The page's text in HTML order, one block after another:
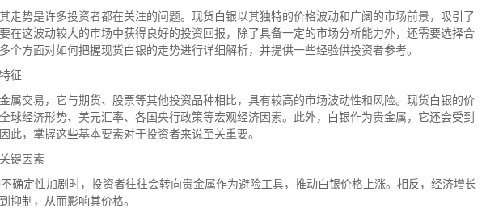
走势是许多投资者都在关注的问题。现货白银以其独特的价格波动和广阔的市场前景，吸引了
在这波动较大的市场中获得良好的投资回报，除了具备一定的市场分析能力外，还需要选择合
个方面对如何把握现货白银的走势进行详细解析，并提供一些经验供投资者参考。
征
属交易，它与期货、股票等其他投资品种相比，具有较高的市场波动性和风险。现货白银的价
球经济形势、美元汇率、各国央行政策等宏观经济因素。此外，白银作为贵金属，它还会受到
此，掌握这些基本要素对于投资者来说至关重要。
键因素
确定性加剧时，投资者往往会转向贵金属作为避险工具，推动白银价格上涨。相反，经济增长
抑制，从而影响其价格。